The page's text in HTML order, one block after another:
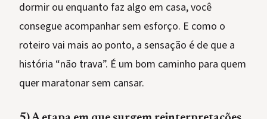
dormir ou enquanto faz algo em casa, você
consegue acompanhar sem esforço. E como o
roteiro vai mais ao ponto, a sensação é de que a
história “não trava”. É um bom caminho para quem
quer maratonar sem cansar.